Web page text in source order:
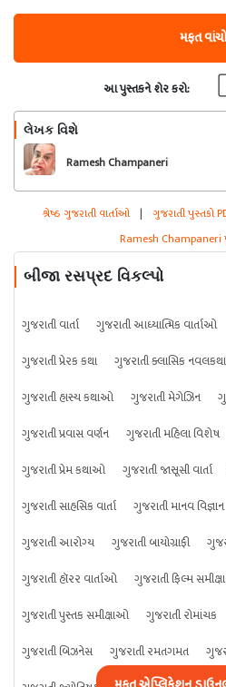
મફત વાંચો
આ પુસ્તકને શેર કરો:
લેખક વિશે
Ramesh Champaneri
શ્રેષ્ઠ ગુજરાતી વાર્તાઓ | ગુજરાતી પુસ્તકો
Ramesh Champaneri
બીજા રસપ્રદ વિકલ્પો
ગુજરાતી વાર્તા ગુજરાતી આધ્યાત્મિક વાર્તાઓ
ગુજરાતી પ્રેરક કથા
ગુજરાતી ક્લાસિક
ગુજરાતી હાસ્ય કથાઓ
ગુજરાતી મેગેઝિન
ગુજરાતી પ્રવાસ વર્ણન
ગુજરાતી મહિલા વિશેષ
ગુજરાતી પ્રેમ કથાઓ
ગુજરાતી જાસૂસી વાર્તા
ગુજરાતી સાહસિક વાર્તા
ગુજરાતી માનવ વિજ્ઞાન
ગુજરાતી આરોગ્ય
ગુજરાતી બાયોગ્રાફી
ગુજરાતી હૉરર વાર્તાઓ
ગુજરાતી ફિલ્મ
ગુજરાતી પુસ્તક સમીક્ષાઓ
ગુજરાતી રોમાંચક
ગુજરાતી બિઝનેસ
ગુજરાતી રમતગમત